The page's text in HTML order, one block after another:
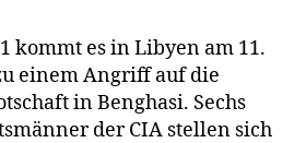
kommt es in Libyen am 11.
einem Angriff auf die
in Benghasi. Sechs
der CIA stellen sich